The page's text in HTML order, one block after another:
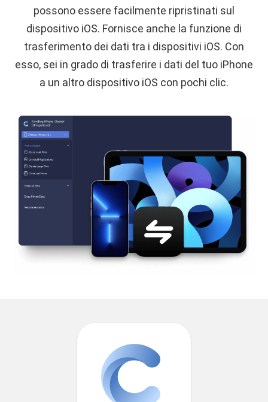
possono essere facilmente ripristinati sul
dispositivo iOS. Fornisce anche la funzione di
trasferimento dei dati tra i dispositivi iOS. Con
esso, sei in grado di trasferire i dati del tuo iPhone
a un altro dispositivo iOS con pochi clic.